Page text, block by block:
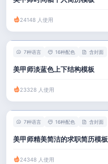
24148 人使用
7种语言 16种配色 含封面
美甲师淡蓝色上下结构模板
23328 人使用
7种语言 16种配色 含封面
美甲师精美简洁的求职简历模板
24348 人使用